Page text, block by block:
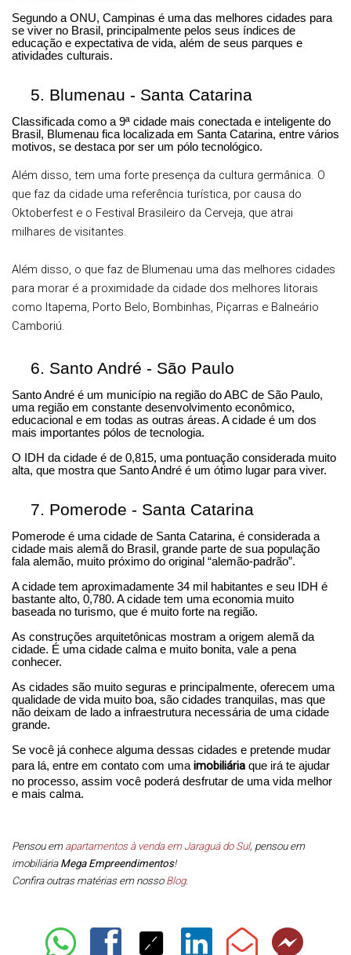
Segundo a ONU, Campinas é uma das melhores cidades para
se viver no Brasil, principalmente pelos seus índices de
educação e expectativa de vida, além de seus parques e
atividades culturais.
5. Blumenau - Santa Catarina
Classificada como a 9ª cidade mais conectada e inteligente do
Brasil, Blumenau fica localizada em Santa Catarina, entre vários
motivos, se destaca por ser um pólo tecnológico.
Além disso, tem uma forte presença da cultura germânica. O
que faz da cidade uma referência turística, por causa do
Oktoberfest e o Festival Brasileiro da Cerveja, que atrai
milhares de visitantes.
Além disso, o que faz de Blumenau uma das melhores cidades
para morar é a proximidade da cidade dos melhores litorais
como Itapema, Porto Belo, Bombinhas, Piçarras e Balneário
Camboriú.
6. Santo André - São Paulo
Santo André é um município na região do ABC de São Paulo,
uma região em constante desenvolvimento econômico,
educacional e em todas as outras áreas. A cidade é um dos
mais importantes pólos de tecnologia.
O IDH da cidade é de 0,815, uma pontuação considerada muito
alta, que mostra que Santo André é um ótimo lugar para viver.
7. Pomerode - Santa Catarina
Pomerode é uma cidade de Santa Catarina, é considerada a
cidade mais alemã do Brasil, grande parte de sua população
fala alemão, muito próximo do original “alemão-padrão”.
A cidade tem aproximadamente 34 mil habitantes e seu IDH é
bastante alto, 0,780. A cidade tem uma economia muito
baseada no turismo, que é muito forte na região.
As construções arquitetônicas mostram a origem alemã da
cidade. É uma cidade calma e muito bonita, vale a pena
conhecer.
As cidades são muito seguras e principalmente, oferecem uma
qualidade de vida muito boa, são cidades tranquilas, mas que
não deixam de lado a infraestrutura necessária de uma cidade
grande.
Se você já conhece alguma dessas cidades e pretende mudar
para lá, entre em contato com umaimobiliária que irá te ajudar
no processo, assim você poderá desfrutar de uma vida melhor
e mais calma.
Pensou em apartamentos à venda em Jaraguá do Sul, pensou em
imobiliária Mega Empreendimentos!
Confira outras matérias em nosso Blog.